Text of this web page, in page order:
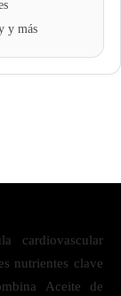
cardiovascular
nutrientes clave
Aceite de